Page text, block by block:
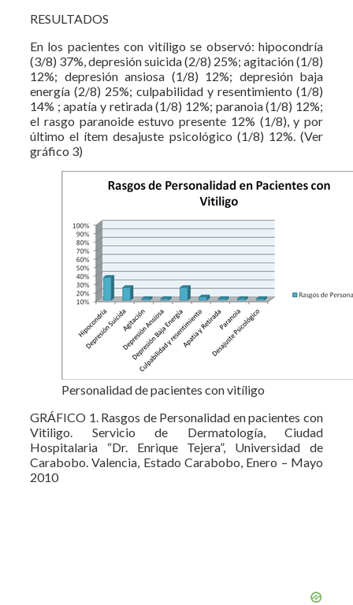
RESULTADOS
En los pacientes con vitíligo se observó: hipocondría
(3/8) 37%, depresión suicida (2/8) 25%; agitación (1/8)
12%; depresión ansiosa (1/8) 12%; depresión baja
energía (2/8) 25%; culpabilidad y resentimiento (1/8)
14% ; apatía y retirada (1/8) 12%; paranoia (1/8) 12%;
el rasgo paranoide estuvo presente 12% (1/8), y por
último el ítem desajuste psicológico (1/8) 12%. (Ver
gráfico 3)
Personalidad de pacientes con vitíligo
GRÁFICO 1. Rasgos de Personalidad en pacientes con
Vitiligo. Servicio de Dermatología, Ciudad
Hospitalaria “Dr. Enrique Tejera”, Universidad de
Carabobo. Valencia, Estado Carabobo, Enero – Mayo
2010